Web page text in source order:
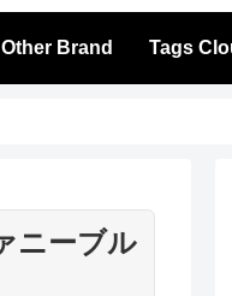
Other Brand Tags
ニーブル